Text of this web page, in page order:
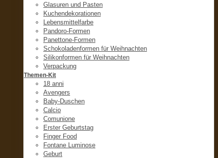
Glasuren und Pasten
Kuchendekorationen
Lebensmittelfarbe
Pandoro-Formen
Panettone-Formen
Schokoladenformen für Weihnachten
Silikonformen für Weihnachten
Verpackung
Themen-Kit
18 anni
Avengers
Baby-Duschen
Calcio
Comunione
Erster Geburtstag
Finger Food
Fontane Luminose
Geburt